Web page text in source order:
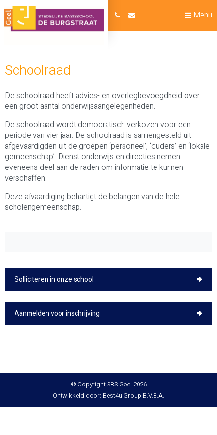
Menu
Schoolraad
De schoolraad heeft advies- en overlegbevoegdheid over
een groot aantal onderwijsaangelegenheden.
De schoolraad wordt democratisch verkozen voor een
periode van vier jaar. De schoolraad is samengesteld uit
afgevaardigden uit de groepen ‘personeel’, ‘ouders’ en ‘lokale
gemeenschap’. Dienst onderwijs en directies nemen
eveneens deel aan de raden om informatie te kunnen
verschaffen.
Deze afvaardiging behartigt de belangen van de hele
scholengemeenschap.
Solliciteren in onze school
Aanmelden voor inschrijving
© Copyright SBS Geel 2026
Ontwikkeld door: Best4u Group B.V.B.A.